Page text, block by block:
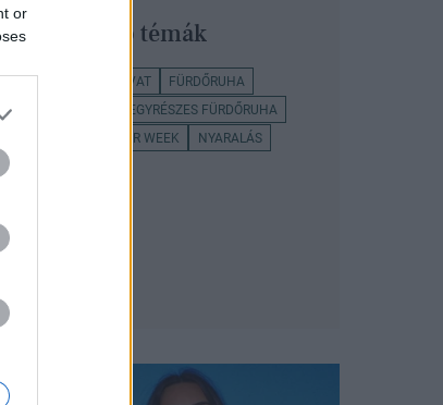
or
témák
TREND DIVAT
FÜRDŐRUHA
EGYRÉSZES FÜRDŐRUHA
NAPOK SUMMER WEEK
NYARALÁS
TRENDEK